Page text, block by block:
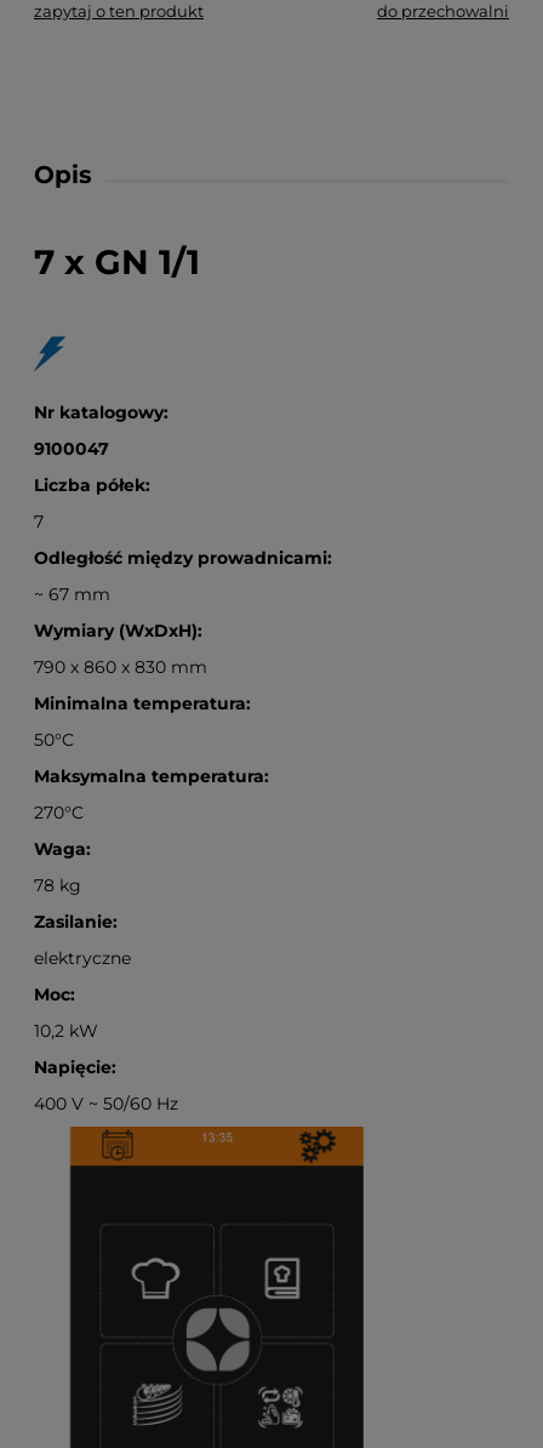
zapytaj o ten produkt do przechowalni
Opis
7 x GN 1/1
Nr katalogowy:
9100047
Liczba półek:
7
Odległość między prowadnicami:
~ 67 mm
Wymiary (WxDxH):
790 x 860 x 830 mm
Minimalna temperatura:
50°C
Maksymalna temperatura:
270°C
Waga:
78 kg
Zasilanie:
elektryczne
Moc:
10,2 kW
Napięcie:
400 V ~ 50/60 Hz